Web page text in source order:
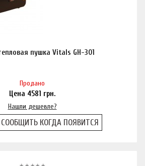
пушка Vitals GH-301
Продано
Цена 4581 грн.
Нашли дешевле?
СООБЩИТЬ КОГДА ПОЯВИТСЯ